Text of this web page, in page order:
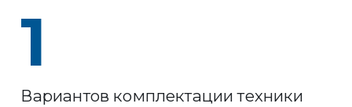
1
Вариантов комплектации техники